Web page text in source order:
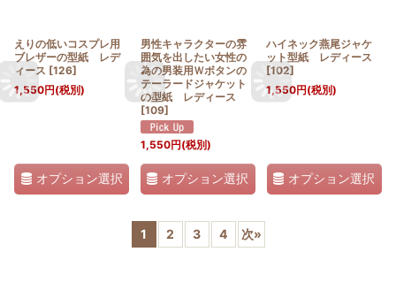
えりの低いコスプレ用
ブレザーの型紙 レデ
ィース [126]
1,550円(税別)
オプション選択
男性キャラクターの雰
囲気を出したい女性の
為の男装用Ｗボタンの
テーラードジャケット
の型紙 レディース
[109]
1,550円(税別)
オプション選択
ハイネック燕尾ジャケ
ット型紙 レディース
[102]
1,550円(税別)
オプション選択
1 2 3 4 次»